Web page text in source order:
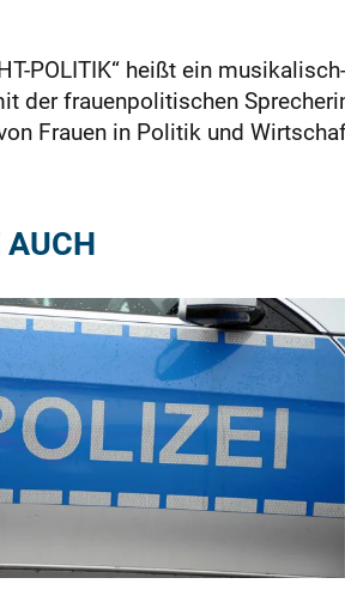
POLITIK“ heißt ein
der frauenpolitischen
Frauen in Politik und
AUCH